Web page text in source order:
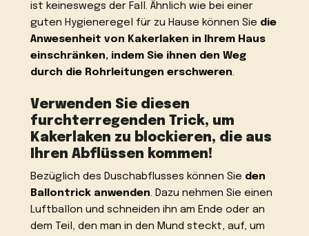
ist keineswegs der Fall. Ähnlich wie bei einer
guten Hygieneregel für zu Hause können Sie die
Anwesenheit von Kakerlaken in Ihrem Haus
einschränken, indem Sie ihnen den Weg
durch die Rohrleitungen erschweren.
Verwenden Sie diesen
furchterregenden Trick, um
Kakerlaken zu blockieren, die aus
Ihren Abflüssen kommen!
Bezüglich des Duschabflusses können Sie den
Ballontrick anwenden. Dazu nehmen Sie einen
Luftballon und schneiden ihn am Ende oder an
dem Teil, den man in den Mund steckt, auf, um